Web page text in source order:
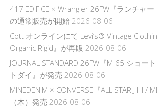
417 EDIFICE × Wrangler 26FW『ランチャー
の通常販売が開始 2026-08-06
Cott オンラインにて Levi’s® Vintage
Organic Rigid』が再販 2026-08-06
JOURNAL STANDARD 26FW『M-65 ショー
トダイ』が発売 2026-08-06
MINEDENIM × CONVERSE『ALL STAR J HI /
（木）発売 2026-08-06